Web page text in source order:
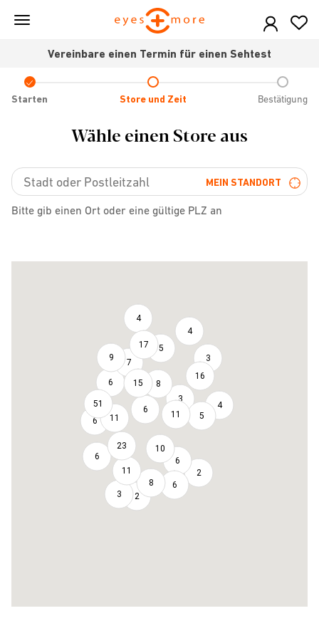
Skip
contentVereinbare einen Termin für einen Sehtest
Check
icon
Starten Store und Zeit Bestätigung
Wähle einen Store aus
MEIN STANDORT
Bitte gib einen Ort oder eine gültige PLZ an
9
51
6
4
17
6
7
11
6
15
5
23
4
8
6
11
3
3
11
10
16
3
8
2
5
6
4
6
2